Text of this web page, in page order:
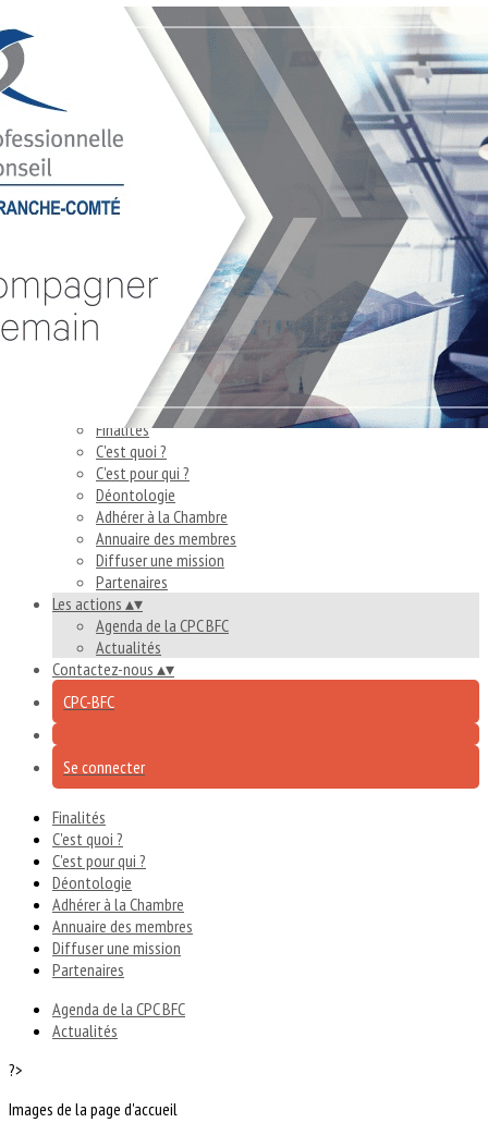
Exporter les lignes sélectionnées
Exporter toutes les colonnes
Exporter uniquement les colonnes affichées
Menu
<
>
Agenda de la CPC BFC
Ajoutez un logo, un bouton, des réseaux sociaux
Cliquez pour éditer
▾
Finalités
C'est quoi ?
C'est pour qui ?
Déontologie
Adhérer à la Chambre
Annuaire des membres
Diffuser une mission
Partenaires
Les actions ▴▾
Agenda de la CPC BFC
Actualités
Contactez-nous ▴▾
CPC-BFC
Se connecter
Finalités
C'est quoi ?
C'est pour qui ?
Déontologie
Adhérer à la Chambre
Annuaire des membres
Diffuser une mission
Partenaires
Agenda de la CPC BFC
Actualités
?>
Images de la page d'accueil